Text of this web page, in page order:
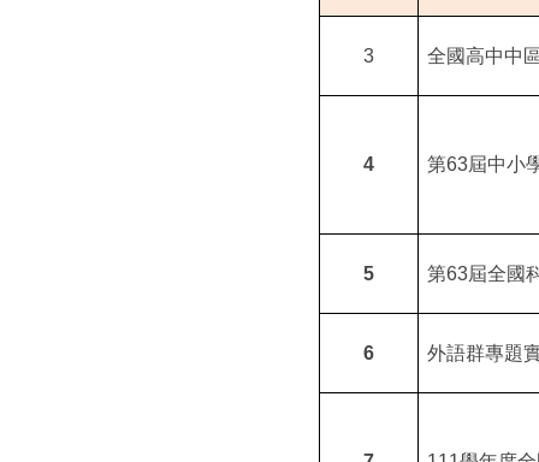
3 全國高中中
4 第63屆中小
5 第63屆全國
6 外語群專題